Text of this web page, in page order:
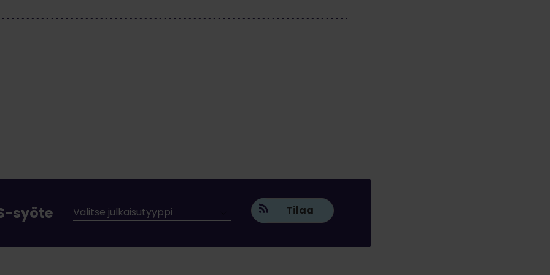
syöte Tilaa